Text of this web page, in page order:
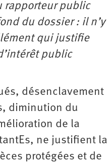
rapporteur public
du dossier : il n’y
qui justifie
public
désenclavement
diminution du
de la
ne justifient la
protégées et de